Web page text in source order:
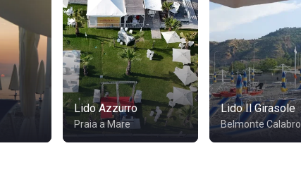
Lido Azzurro
Praia a Mare
Lido Il Girasole
Belmonte Calabro